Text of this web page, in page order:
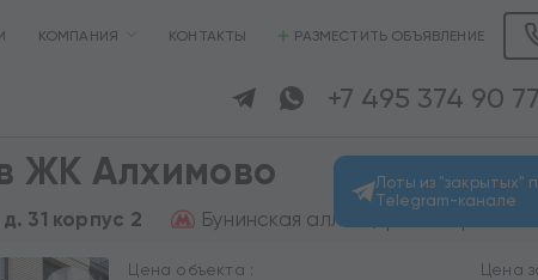
КОМПАНИЯ КОНТАКТЫ РАЗМЕСТИТЬ ОБЪЯВЛЕНИЕ
+7 495 374 90 77
ЖК Алхимово
31 корпус 2 Бунинская аллея (транспортом 15
Цена объекта : Цена
Лоты из "закрытых"
Telegram-канале